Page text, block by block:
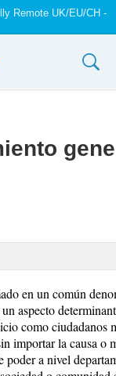
Remote UK/EU/CH -
en un común
aspecto
como ciudadanos
importar la causa o
a nivel